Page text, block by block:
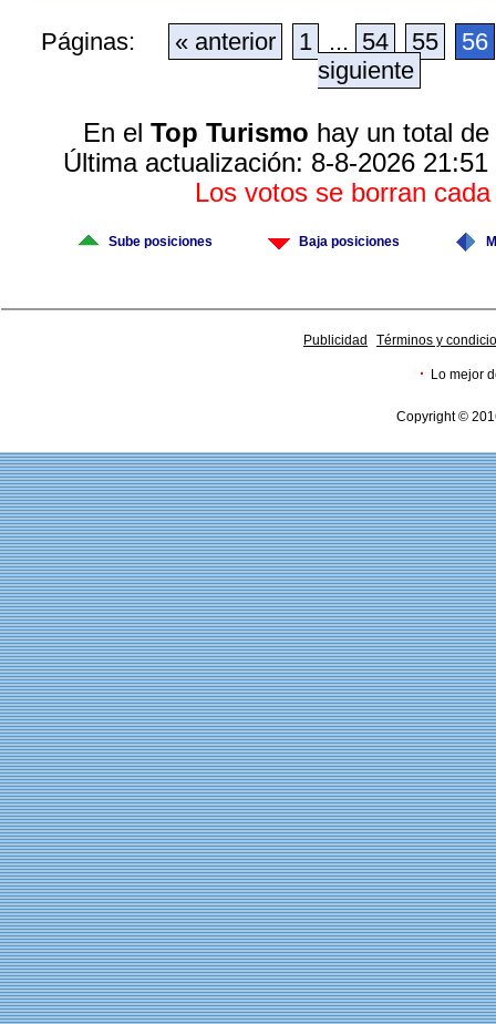
Páginas: « anterior 1 ... 54 55
56
siguiente
En el Top Turismo hay un total
Última actualización: 8-8-2026
Los votos se borran
Sube posiciones Baja posiciones
Publicidad Términos y
· Lo mejor
Copyright ©